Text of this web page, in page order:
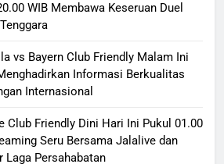
WIB Membawa Keseruan Duel
vs Bayern Club Friendly Malam Ini
Informasi Berkualitas
Internasional
Club Friendly Dini Hari Ini Pukul 01.00
Seru Bersama Jalalive dan
Persahabatan